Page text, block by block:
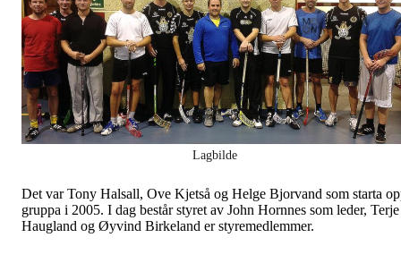
Lagbilde
Det var Tony Halsall, Ove Kjetså og Helge Bjorvand som starta
gruppa i 2005. I dag består styret av John Hornnes som leder, Terje
Haugland og Øyvind Birkeland er styremedlemmer.